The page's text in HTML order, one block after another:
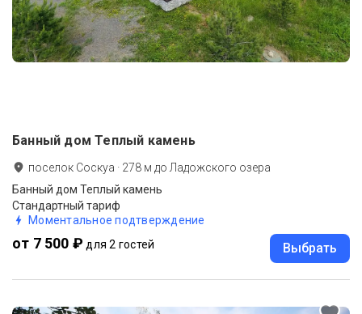
Банный дом Теплый камень
поселок Соскуа · 278 м до Ладожского озера
Банный дом Теплый камень
Стандартный тариф
Моментальное подтверждение
от 7 500 ₽ для 2 гостей Выбрать